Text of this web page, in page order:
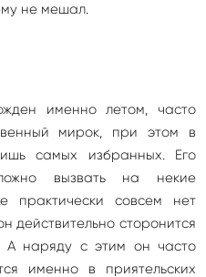
не мешал.
именно летом, часто
мирок, при этом в
самых избранных. Его
вызвать на некие
практически совсем нет
действительно сторонится
А наряду с этим он часто
именно в приятельских